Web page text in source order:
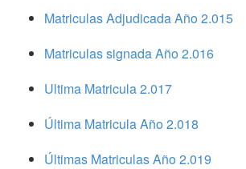
Matriculas Adjudicada Año 2.015
Matriculas signada Año 2.016
Ultima Matricula 2.017
Última Matricula Año 2.018
Últimas Matriculas Año 2.019